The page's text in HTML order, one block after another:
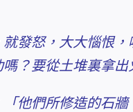
發怒，大大惱恨
？要從土堆裏拿出
他們所修造的石牆